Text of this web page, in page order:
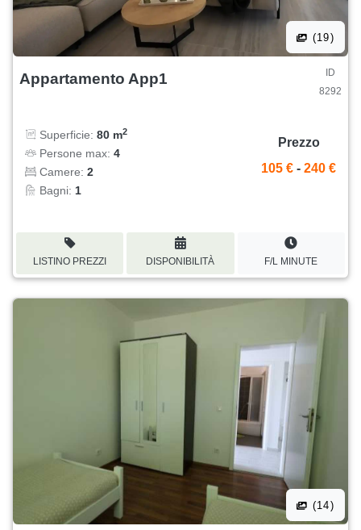
(19)
Appartamento App1
ID
8292
Superficie: 80 m2
Persone max: 4
Camere: 2
Bagni: 1
Prezzo
105 € - 240 €
LISTINO PREZZI DISPONIBILITÀ F/L MINUTE
(14)